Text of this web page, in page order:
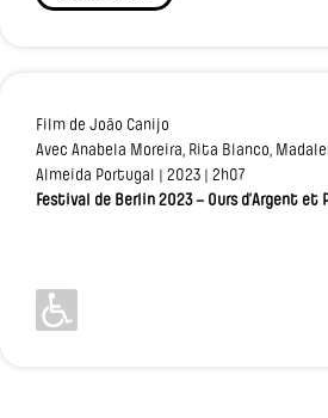
Film de João Canijo
Avec Anabela Moreira, Rita Blanco,
Almeida Portugal | 2023 | 2h07
Festival de Berlin 2023 – Ours d’Argent et